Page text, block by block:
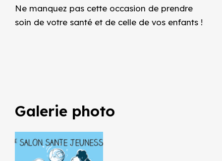
Ne manquez pas cette occasion de prendre
soin de votre santé et de celle de vos enfants !
Galerie photo